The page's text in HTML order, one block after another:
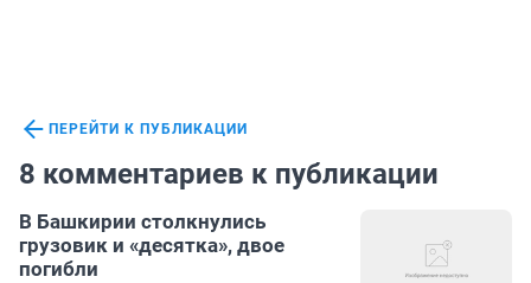
ПЕРЕЙТИ К ПУБЛИКАЦИИ
8 комментариев к публикации
В Башкирии столкнулись
грузовик и «десятка», двое
погибли